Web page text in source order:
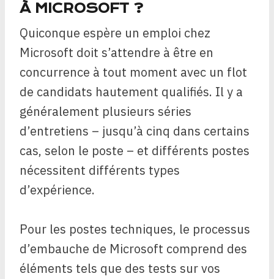
À MICROSOFT ?
Quiconque espère un emploi chez
Microsoft doit s’attendre à être en
concurrence à tout moment avec un flot
de candidats hautement qualifiés. Il y a
généralement plusieurs séries
d’entretiens – jusqu’à cinq dans certains
cas, selon le poste – et différents postes
nécessitent différents types
d’expérience.
Pour les postes techniques, le processus
d’embauche de Microsoft comprend des
éléments tels que des tests sur vos